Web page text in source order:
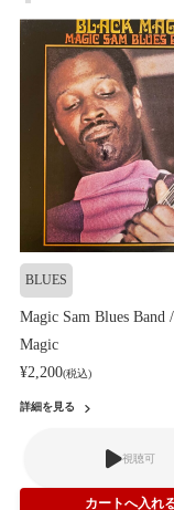
BLUES
Magic Sam Blues Band
Magic
¥2,200(税込)
詳細を見る
視聴可